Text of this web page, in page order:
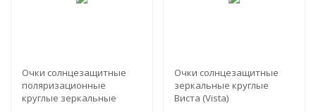
Очки солнцезащитные
поляризационные
круглые зеркальные
Очки солнцезащитные
зеркальные круглые
Виста (Vista)